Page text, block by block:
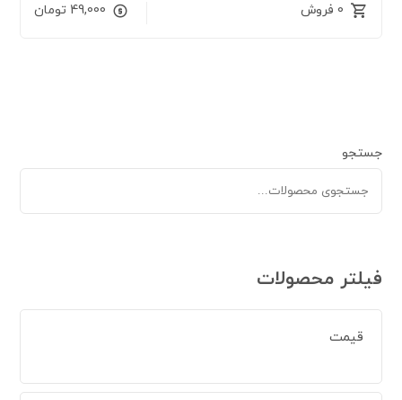
0 فروش 49,000 تومان
جستجو
فیلتر محصولات
قیمت